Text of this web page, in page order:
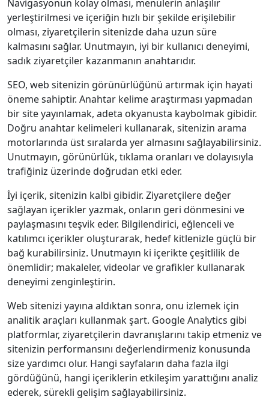
Navigasyonun kolay olması, menülerin anlaşılır
yerleştirilmesi ve içeriğin hızlı bir şekilde erişilebilir
olması, ziyaretçilerin sitenizde daha uzun süre
kalmasını sağlar. Unutmayın, iyi bir kullanıcı deneyimi,
sadık ziyaretçiler kazanmanın anahtarıdır.
SEO, web sitenizin görünürlüğünü artırmak için hayati
öneme sahiptir. Anahtar kelime araştırması yapmadan
bir site yayınlamak, adeta okyanusta kaybolmak gibidir.
Doğru anahtar kelimeleri kullanarak, sitenizin arama
motorlarında üst sıralarda yer almasını sağlayabilirsiniz.
Unutmayın, görünürlük, tıklama oranları ve dolayısıyla
trafiğiniz üzerinde doğrudan etki eder.
İyi içerik, sitenizin kalbi gibidir. Ziyaretçilere değer
sağlayan içerikler yazmak, onların geri dönmesini ve
paylaşmasını teşvik eder. Bilgilendirici, eğlenceli ve
katılımcı içerikler oluşturarak, hedef kitlenizle güçlü bir
bağ kurabilirsiniz. Unutmayın ki içerikte çeşitlilik de
önemlidir; makaleler, videolar ve grafikler kullanarak
deneyimi zenginleştirin.
Web sitenizi yayına aldıktan sonra, onu izlemek için
analitik araçları kullanmak şart. Google Analytics gibi
platformlar, ziyaretçilerin davranışlarını takip etmeniz ve
sitenizin performansını değerlendirmeniz konusunda
size yardımcı olur. Hangi sayfaların daha fazla ilgi
gördüğünü, hangi içeriklerin etkileşim yarattığını analiz
ederek, sürekli gelişim sağlayabilirsiniz.